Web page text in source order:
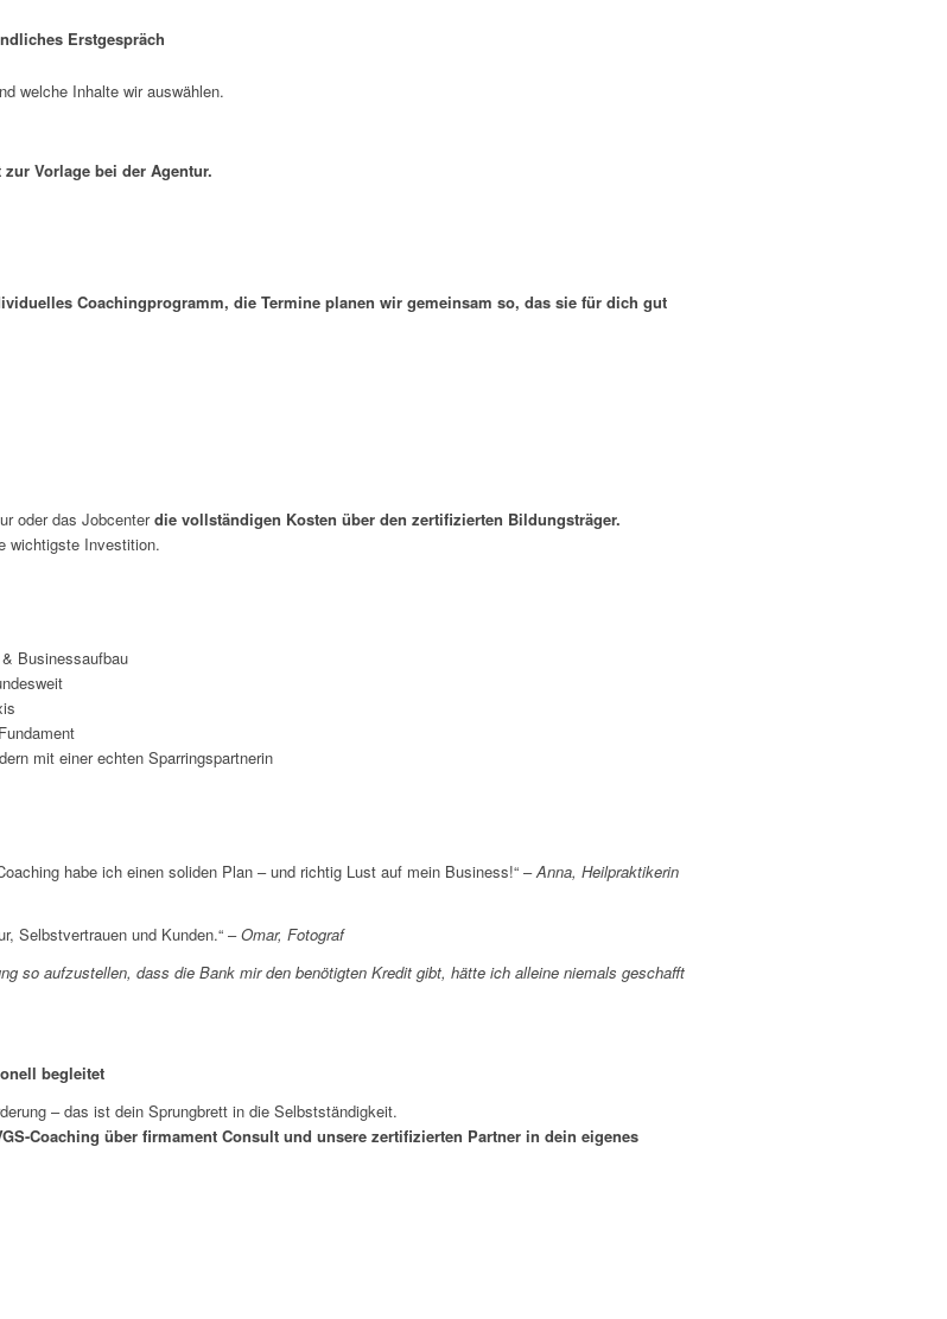
Erstgespräch
welche Inhalte wir auswählen.
Vorlage bei der Agentur.
Coachingprogramm, die Termine planen wir gemeinsam so, das sie für dich gut
oder das Jobcenterdie vollständigen Kosten über den zertifizierten Bildungsträger.
wichtigste Investition.
Businessaufbau
mit einer echten Sparringspartnerin
habe ich einen soliden Plan – und richtig Lust auf mein Business!“ –Anna, Heilpraktikerin
Selbstvertrauen und Kunden.“ –Omar, Fotograf
so aufzustellen, dass die Bank mir den benötigten Kredit gibt, hätte ich alleine niemals geschafft
begleitet
– das ist dein Sprungbrett in die Selbstständigkeit.
Coaching über firmament Consult und unsere zertifizierten Partner in dein eigenes